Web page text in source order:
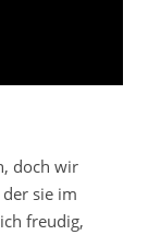
doch wir
sie im
freudig,